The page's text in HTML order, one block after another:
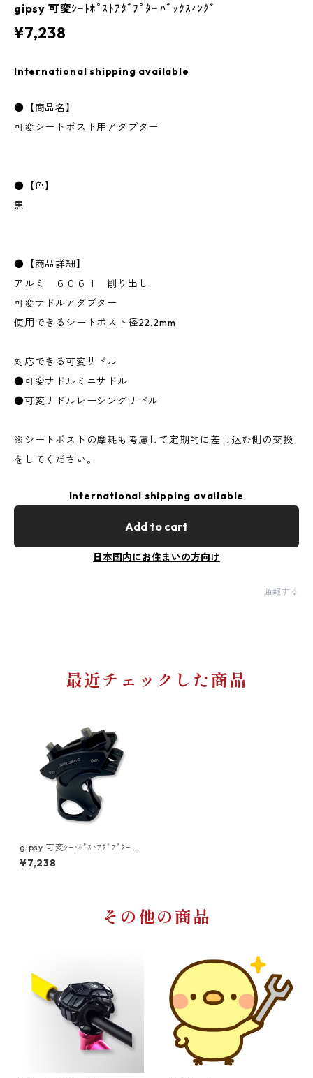
gipsy 可変ｼｰﾄﾎﾟｽﾄｱﾀﾞﾌﾟﾀｰ ﾊﾞｯｸｽｨﾝｸﾞ
¥7,238
International shipping available
●【商品名】
可変シートポスト用アダプター
●【色】
黒
●【商品詳細】
アルミ ６０６１ 削り出し
可変サドルアダプター
使用できるシートポスト径22.2mm
対応できる可変サドル
●可変サドルミニサドル
●可変サドルレーシングサドル
※シートポストの摩耗も考慮して定期的に差し込む側の交換
をしてください。
International shipping available
Add to cart
日本国内にお住まいの方向け
通報する
最近チェックした商品
gipsy 可変ｼｰﾄﾎﾟｽﾄｱﾀﾞﾌﾟﾀｰ ﾊﾞ
ｯｸｽｨﾝｸﾞ
¥7,238
その他の商品